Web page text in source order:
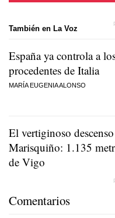
También en La Voz
España ya controla a
procedentes de Italia
MARÍA EUGENIA ALONSO
El vertiginoso
Marisquiño: 1.135
de Vigo
Comentarios